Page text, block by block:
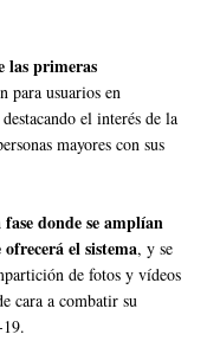
las primeras
para usuarios en
el interés de la
mayores con sus
donde se amplían
el sistema, y se
de fotos y vídeos
cara a combatir su